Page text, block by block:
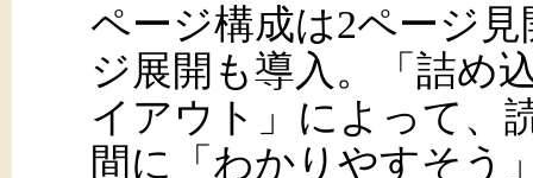
ページ構成は2ページ
ジ展開も導入。「詰め
イアウト」によって、
間に「わかりやすそう